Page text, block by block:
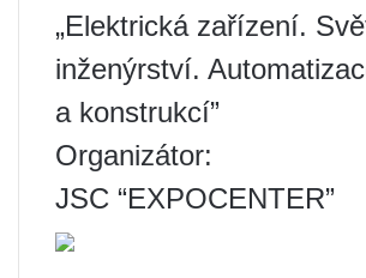
„Elektrická zařízení.
inženýrství.
a konstrukcí”
Organizátor:
JSC “EXPOCENTER”